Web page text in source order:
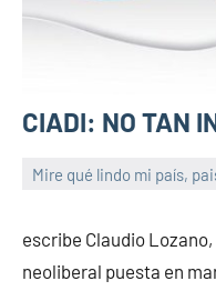
CIADI: NO TAN
Mire qué lindo mi país,
PuroChamuyo
comentarios
escribe Claudio
neoliberal puesta en